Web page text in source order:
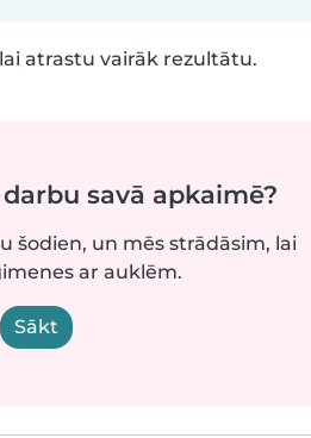
atrastu vairāk rezultātu.
savā apkaimē?
šodien, un mēs strādāsim, lai
ar auklēm.
Sākt